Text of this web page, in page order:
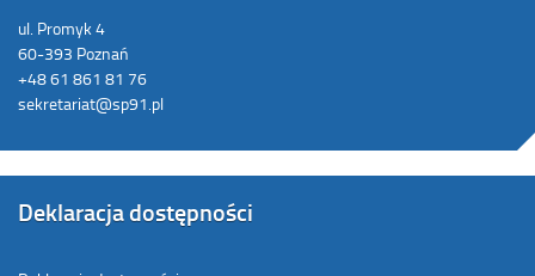
ul. Promyk 4
60-393 Poznań
+48 61 861 81 76
sekretariat@sp91.pl
Deklaracja dostępności